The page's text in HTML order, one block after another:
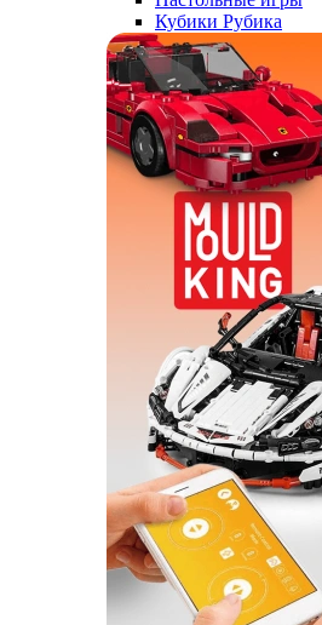
Кубики Рубика